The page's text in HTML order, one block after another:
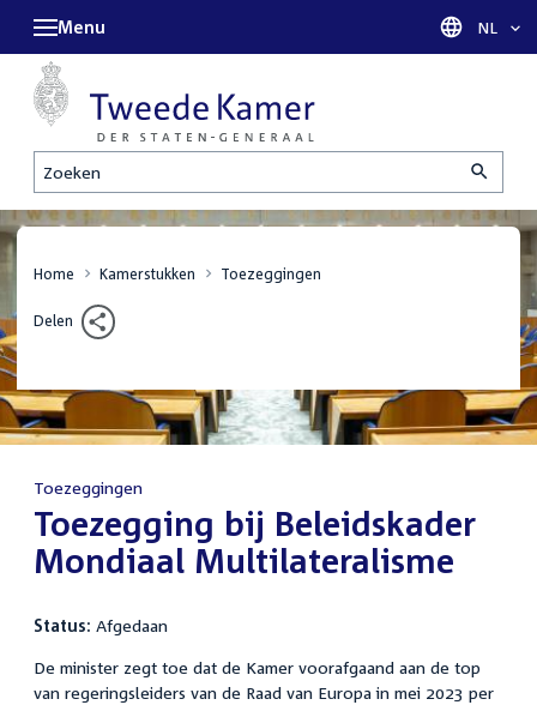
Zoeken
Menu Taal
NL
Home Kamerstukken Toezeggingen
Delen
Toezeggingen
:Toezegging bij Beleidskader
Mondiaal Multilateralisme
Status: Afgedaan
De minister zegt toe dat de Kamer voorafgaand aan de top
van regeringsleiders van de Raad van Europa in mei 2023 per